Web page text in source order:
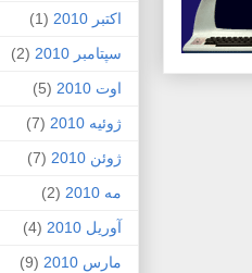
اکتبر 2010
(1)
سپتامبر 2010
(2)
اوت 2010
(5)
ژوئیه 2010
(7)
ژوئن 2010
(7)
مه 2010
(2)
آوریل 2010
(4)
مارس 2010
(9)